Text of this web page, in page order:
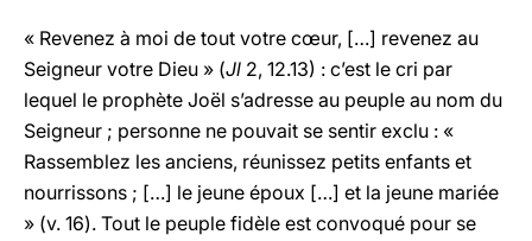
« Revenez à moi de tout votre cœur, […] revenez au
Seigneur votre Dieu » (Jl 2, 12.13) : c’est le cri par
lequel le prophète Joël s’adresse au peuple au nom du
Seigneur ; personne ne pouvait se sentir exclu : «
Rassemblez les anciens, réunissez petits enfants et
nourrissons ; […] le jeune époux […] et la jeune mariée
» (v. 16). Tout le peuple fidèle est convoqué pour se